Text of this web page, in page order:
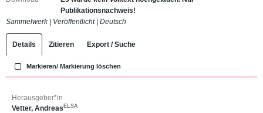
Publikationsnachweis!
Sammelwerk| Veröffentlicht| Deutsch
Details Zitieren Export / Suche
Markieren/ Markierung löschen
Herausgeber*in
Vetter, Andreas ELSA